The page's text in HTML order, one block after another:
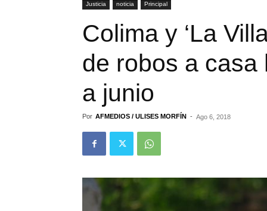
Justicia noticia Principal
Colima y ‘La
de robos a casa
a junio
Por AFMEDIOS / ULISES MORFÍN - Ago 6, 2018